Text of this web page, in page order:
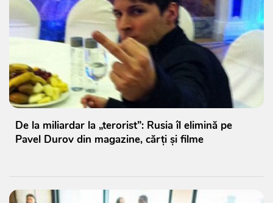
De la miliardar la „terorist”: Rusia îl elimină pe
Pavel Durov din magazine, cărți și filme